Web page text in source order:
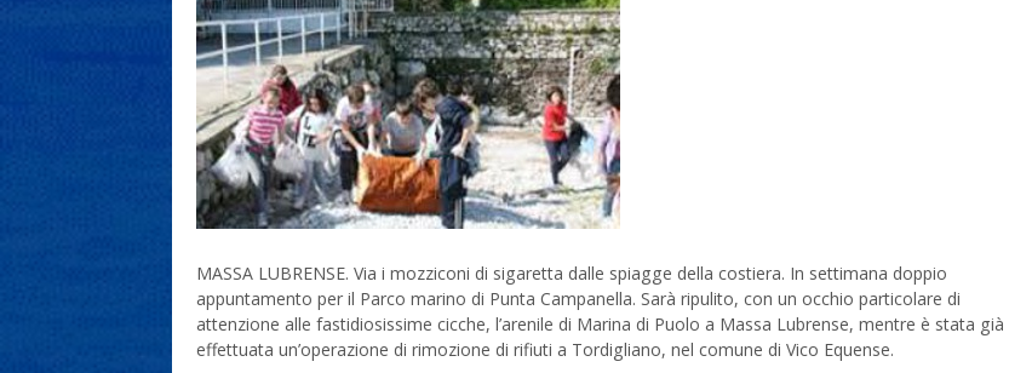
MASSA LUBRENSE. Via i mozziconi di sigaretta dalle spiagge della costiera. In settimana doppio
appuntamento per il Parco marino di Punta Campanella. Sarà ripulito, con un occhio particolare di
attenzione alle fastidiosissime cicche, l’arenile di Marina di Puolo a Massa Lubrense, mentre è stata già
effettuata un’operazione di rimozione di rifiuti a Tordigliano, nel comune di Vico Equense.